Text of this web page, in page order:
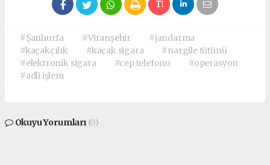
#Şanlıurfa #Viranşehir
#jandarma
#kaçakçılık
#kaçak sigara
#nargile tütünü
#elektronik sigara
#cep telefonu
#operasyon
#adli işlem
Okuyu Yorumları (0)